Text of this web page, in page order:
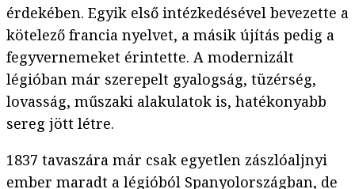
érdekében. Egyik első intézkedésével bevezette a
kötelező francia nyelvet, a másik újítás pedig a
fegyvernemeket érintette. A modernizált
légióban már szerepelt gyalogság, tüzérség,
lovasság, műszaki alakulatok is, hatékonyabb
sereg jött létre.
1837 tavaszára már csak egyetlen zászlóaljnyi
ember maradt a légióból Spanyolországban, de